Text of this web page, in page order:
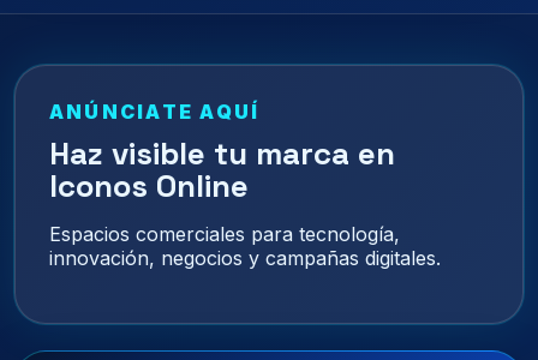
ANÚNCIATE AQUÍ
Haz visible tu marca en
Iconos Online
Espacios comerciales para tecnología,
innovación, negocios y campañas digitales.